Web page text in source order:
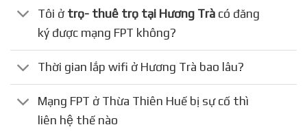
Tôi ở trọ- thuê trọ tại Hương Trà có đăng
ký được mạng FPT không?
Thời gian lắp wifi ở Hương Trà bao lâu?
Mạng FPT ở Thừa Thiên Huế bị sự cố thì
liên hệ thế nào